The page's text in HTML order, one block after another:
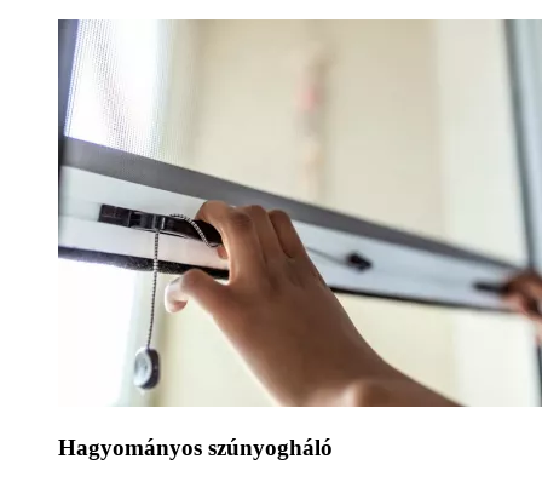
Hagyományos szúnyogháló